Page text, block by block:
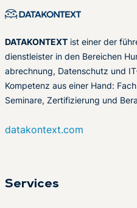
DATAKONTEXT ist einer der
dienstleister in den Bereichen
abrechnung, Datenschutz und
Kompetenz aus einer Hand:
Seminare, Zertifizierung und
datakontext.com
Services